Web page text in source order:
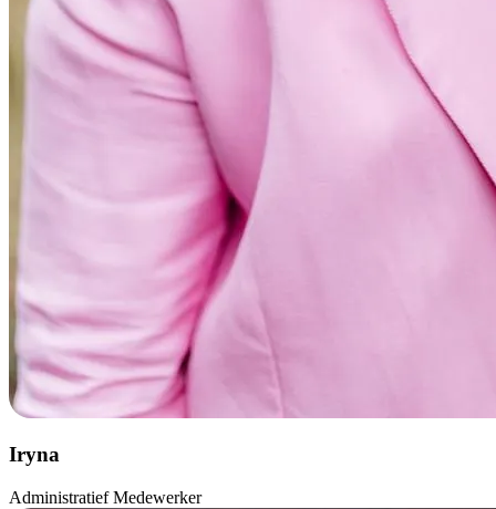
Iryna
Administratief Medewerker